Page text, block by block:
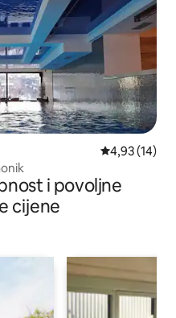
Prosječna
4,93 (14)
i povoljne
cijene